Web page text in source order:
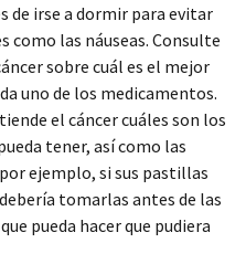
de irse a dormir para evitar
como las náuseas. Consulte
sobre cuál es el mejor
uno de los medicamentos.
el cáncer cuáles son los
tener, así como las
ejemplo, si sus pastillas
tomarlas antes de las
pueda hacer que pudiera